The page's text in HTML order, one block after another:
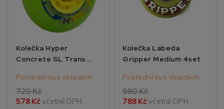
Kolečka Hyper
Concrete SL Trans
Poslední kus skladem
720 Kč
578 Kčvčetně DPH
Kolečka Labeda
Gripper Medium 4set
Poslední kus skladem
980 Kč
788 Kčvčetně DPH